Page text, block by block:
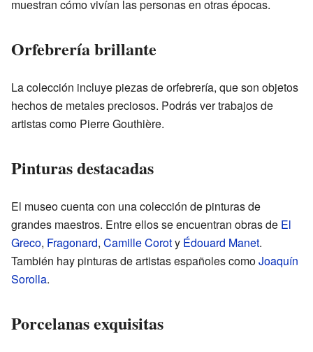
muestran cómo vivían las personas en otras épocas.
Orfebrería brillante
La colección incluye piezas de orfebrería, que son objetos
hechos de metales preciosos. Podrás ver trabajos de
artistas como Pierre Gouthière.
Pinturas destacadas
El museo cuenta con una colección de pinturas de
grandes maestros. Entre ellos se encuentran obras de El
Greco, Fragonard, Camille Coroty Édouard Manet.
También hay pinturas de artistas españoles comoJoaquín
Sorolla.
Porcelanas exquisitas